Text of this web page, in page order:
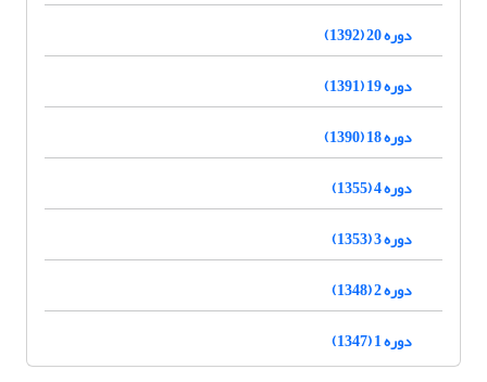
دوره 20 (1392)
دوره 19 (1391)
دوره 18 (1390)
دوره 4 (1355)
دوره 3 (1353)
دوره 2 (1348)
دوره 1 (1347)